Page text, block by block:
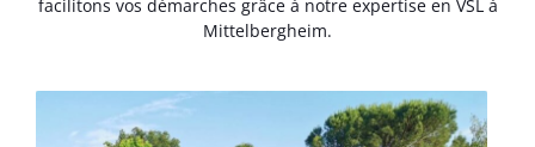
facilitons vos démarches grâce à notre expertise en VSL à
Mittelbergheim.